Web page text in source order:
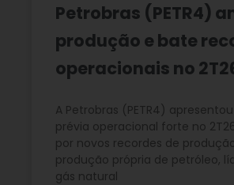
Petrobras (PETR4)
produção e bate
operacionais no
A Petrobras (PETR4)
prévia operacional forte no
por novos recordes de
produção própria de petróleo,
gás natural